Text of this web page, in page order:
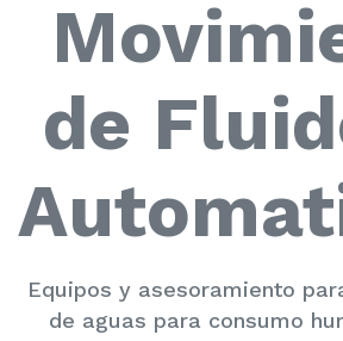
de
Equipos y asesoramiento
de aguas para consumo